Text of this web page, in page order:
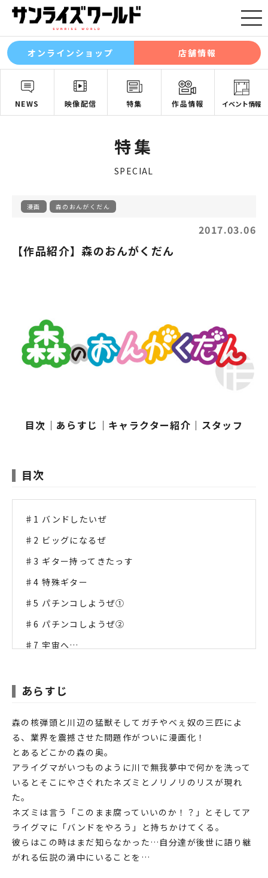
オンラインショップ 店舗情報
NEWS 映像配信 特集 作品情報 イベント情報
特集
SPECIAL
漫画 森のおんがくだん
2017.03.06
【作品紹介】森のおんがくだん
目次 ｜ あらすじ ｜ キャラクター紹介 ｜ スタッフ
目次
♯1 バンドしたいぜ
♯2 ビッグになるぜ
♯3 ギター持ってきたっす
♯4 特殊ギター
♯5 パチンコしようぜ①
♯6 パチンコしようぜ②
♯7 宇宙へ…
♯9 カバーするっす
♯11 やっちゃった
♯12 お母ちゃんのカレー
♯13 真実
♯15 いまいち
♯16 うんとこどっこいしょ ～フィーリング ver.～
♯17 ヴォイ！！
あらすじ
森の核弾頭と川辺の猛獣そしてガチやべぇ奴の三匹によ
る、業界を震撼させた問題作がついに漫画化！
とあるどこかの森の奥。
アライグマがいつものように川で無我夢中で何かを洗って
いるとそこにやさぐれたネズミとノリノリのリスが現れ
た。
ネズミは言う「このまま腐っていいのか！？」とそしてア
ライグマに「バンドをやろう」と持ちかけてくる。
彼らはこの時はまだ知らなかった…自分達が後世に語り継
がれる伝説の渦中にいることを…